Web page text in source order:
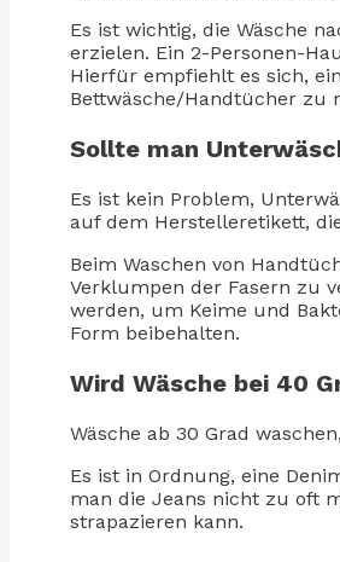
Es ist wichtig, die Wäsche
erzielen. Ein 2-Personen-
Hierfür empfiehlt es sich,
Bettwäsche/Handtücher zu
Sollte man
Es ist kein Problem,
auf dem Herstelleretikett,
Beim Waschen von
Verklumpen der Fasern zu
werden, um Keime und
Form beibehalten.
Wird Wäsche bei 40
Wäsche ab 30 Grad
Es ist in Ordnung, eine
man die Jeans nicht zu oft
strapazieren kann.